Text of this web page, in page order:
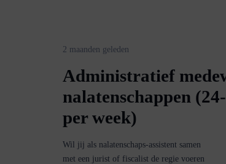
2 maanden geleden
Administratief
nalatenschappen (24-
per week)
Wil jij als nalatenschaps-assistent samen
met een jurist of fiscalist de regie voeren